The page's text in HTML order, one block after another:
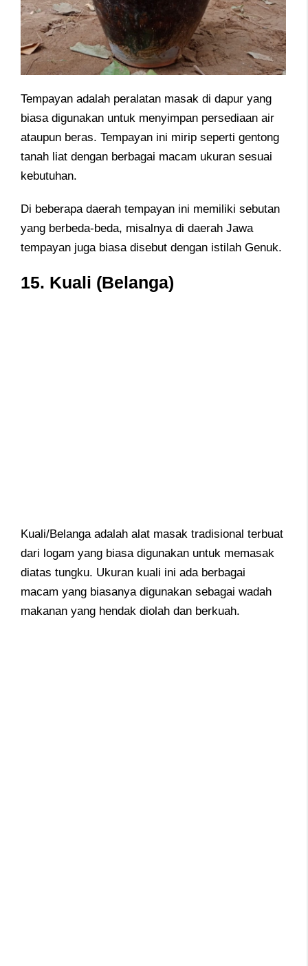
Tempayan adalah peralatan masak di dapur yang
biasa digunakan untuk menyimpan persediaan air
ataupun beras. Tempayan ini mirip seperti gentong
tanah liat dengan berbagai macam ukuran sesuai
kebutuhan.
Di beberapa daerah tempayan ini memiliki sebutan
yang berbeda-beda, misalnya di daerah Jawa
tempayan juga biasa disebut dengan istilah Genuk.
15. Kuali (Belanga)
Kuali/Belanga adalah alat masak tradisional terbuat
dari logam yang biasa digunakan untuk memasak
diatas tungku. Ukuran kuali ini ada berbagai
macam yang biasanya digunakan sebagai wadah
makanan yang hendak diolah dan berkuah.